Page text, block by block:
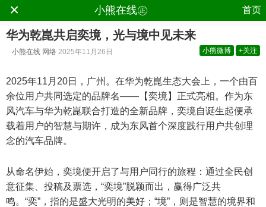
× 小熊在线㊣ 首页
华为乾崑共启奕境，光与境中见未来
小熊在线 网络 2025年11月26日 小熊微博 +关注
2025年11月20日，广州。在华为乾崑生态大会上，一个由百
余位用户共同选定的品牌名——【奕境】正式亮相。作为东
风汽车与华为乾崑联合打造的全新品牌，奕境自诞生起便承
载着用户的智慧与期许，成为东风首个深度践行用户共创理
念的汽车品牌。
从命名伊始，奕境便开启了与用户同行的旅程：通过全民创
意征集、投稿及票选，“奕境”脱颖而出，赢得广泛共
鸣。“奕”，指的是盛大光明的美好；“境”，则是智慧的境界和